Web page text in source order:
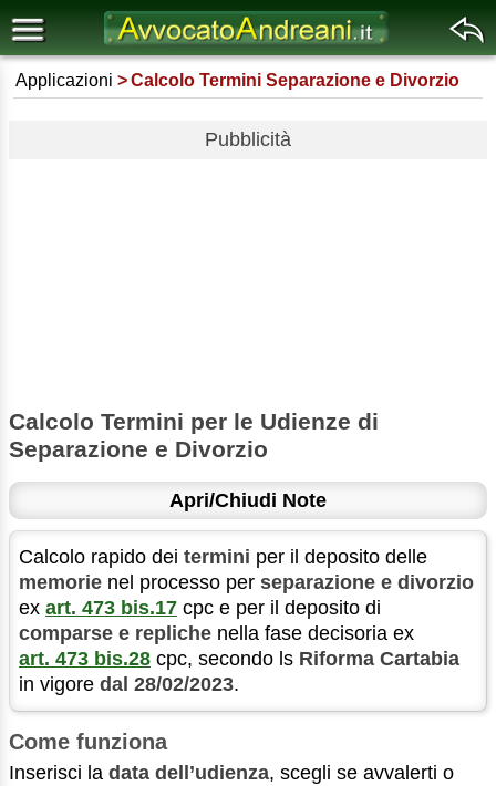
Applicazioni Calcolo Termini Separazione e Divorzio
Pubblicità
Calcolo Termini per le Udienze di
Separazione e Divorzio
Apri/Chiudi Note
Calcolo rapido dei termini per il deposito delle
memorie nel processo per separazione e divorzio
ex art. 473 bis.17 cpc e per il deposito di
comparse e repliche nella fase decisoria ex
art. 473 bis.28 cpc, secondo ls Riforma Cartabia
in vigore dal 28/02/2023.
Come funziona
Inserisci la data dell’udienza, scegli se avvalerti o